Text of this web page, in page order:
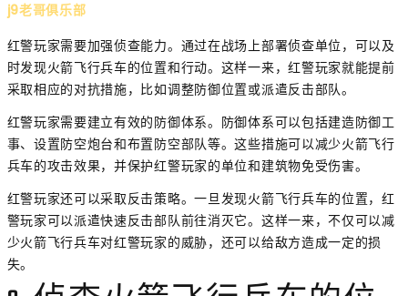
j9老哥俱乐部
红警玩家需要加强侦查能力。通过在战场上部署侦查单位，可以及
时发现火箭飞行兵车的位置和行动。这样一来，红警玩家就能提前
采取相应的对抗措施，比如调整防御位置或派遣反击部队。
红警玩家需要建立有效的防御体系。防御体系可以包括建造防御工
事、设置防空炮台和布置防空部队等。这些措施可以减少火箭飞行
兵车的攻击效果，并保护红警玩家的单位和建筑物免受伤害。
红警玩家还可以采取反击策略。一旦发现火箭飞行兵车的位置，红
警玩家可以派遣快速反击部队前往消灭它。这样一来，不仅可以减
少火箭飞行兵车对红警玩家的威胁，还可以给敌方造成一定的损
失。